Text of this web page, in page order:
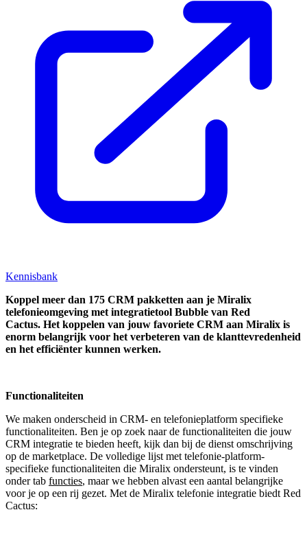
Kennisbank
Koppel meer dan 175 CRM pakketten aan je Miralix
telefonieomgeving met integratietool Bubble van Red
Cactus. Het koppelen van jouw favoriete CRM aan Miralix is
enorm belangrijk voor het verbeteren van de klanttevredenheid
en het efficiënter kunnen werken.
Functionaliteiten
We maken onderscheid in CRM- en telefonieplatform specifieke
functionaliteiten. Ben je op zoek naar de functionaliteiten die jouw
CRM integratie te bieden heeft, kijk dan bij de dienst omschrijving
op de marketplace. De volledige lijst met telefonie-platform-
specifieke functionaliteiten die Miralix ondersteunt, is te vinden
onder tab functies, maar we hebben alvast een aantal belangrijke
voor je op een rij gezet. Met de Miralix telefonie integratie biedt Red
Cactus: